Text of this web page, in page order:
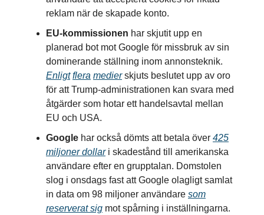
reklam när de skapade konto.
EU-kommissionen har skjutit upp en
planerad bot mot Google för missbruk av sin
dominerande ställning inom annonsteknik.
Enligt flera medierskjuts beslutet upp av oro
för att Trump-administrationen kan svara med
åtgärder som hotar ett handelsavtal mellan
EU och USA.
Google har också dömts att betala över 425
miljoner dollari skadestånd till amerikanska
användare efter en grupptalan. Domstolen
slog i onsdags fast att Google olagligt samlat
in data om 98 miljoner användare som
reserverat sig mot spårning i inställningarna.